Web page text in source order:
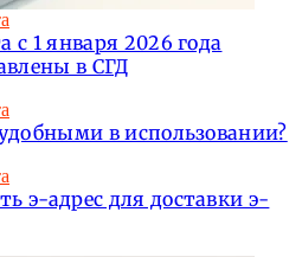
с 1 января 2026 года
в СГД
в использовании?
э-адрес для доставки э-